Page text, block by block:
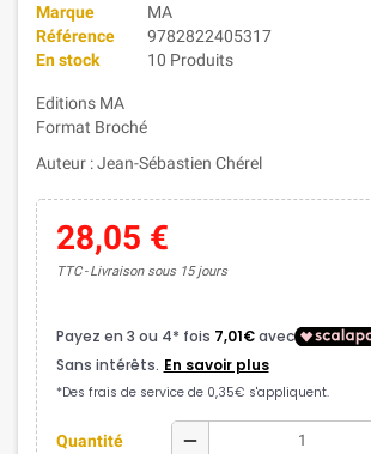
Marque
MA
Référence
9782822405317
En stock
10 Produits
Editions MA
Format Broché
Auteur : Jean-Sébastien Chérel
28,05 €
TTC Livraison sous 15 jours
Quantité remove